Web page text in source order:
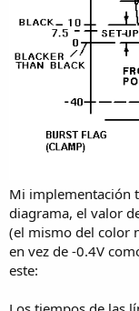
Mi implementación
diagrama, el valor
(el mismo del color
en vez de -0.4V
este: